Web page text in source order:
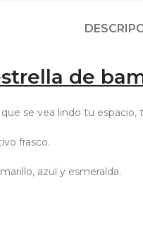
de
se vea lindo tu
frasco.
azul y esmeralda.